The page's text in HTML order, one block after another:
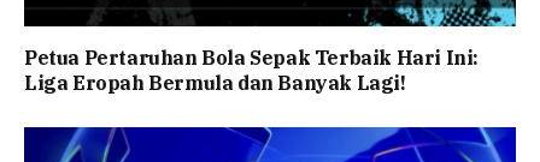
Petua Pertaruhan Bola Sepak Terbaik Hari Ini:
Liga Eropah Bermula dan Banyak Lagi!